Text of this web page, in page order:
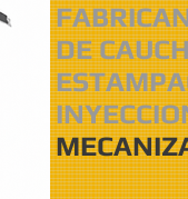
DE